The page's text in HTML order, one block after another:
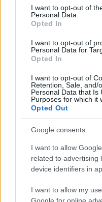
consent section.
I want to opt-out of
Personal Data.
Opted In
I want to opt-out of
Personal Data for
Opted In
I want to opt-out of
Retention, Sale, and/
Personal Data that Is
Purposes for which it
Opted Out
Google consents
I want to allow
related to advertising
device identifiers in
I want to allow my
Bogdányi Titanilla
Dévai Balázs
producer:Todd Garner
producer:Jack Giarraputo
producer:Adam Sandler
Scott Hill
szereplő(k):
Rosario Dawson
Leslie Bibb
Ken Jeong